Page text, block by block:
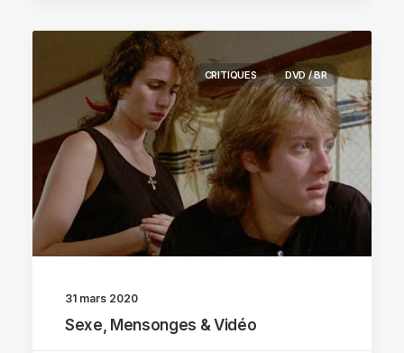
CRITIQUES DVD / BR
31 mars 2020
Sexe, Mensonges & Vidéo